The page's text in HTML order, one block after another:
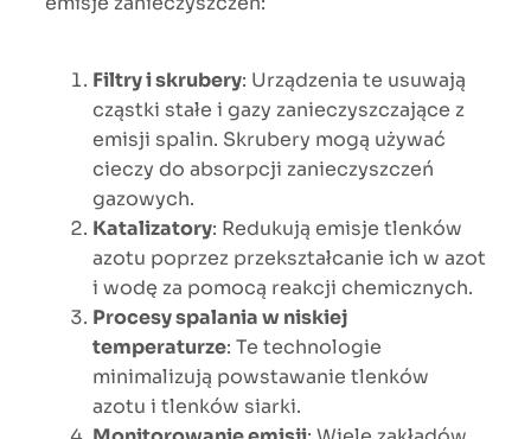
Filtry i skrubery: Urządzenia te usuwają
cząstki stałe i gazy zanieczyszczające z
emisji spalin. Skrubery mogą używać
cieczy do absorpcji zanieczyszczeń
gazowych.
Katalizatory: Redukują emisje tlenków
azotu poprzez przekształcanie ich w azot
i wodę za pomocą reakcji chemicznych.
Procesy spalania w niskiej
temperaturze: Te technologie
minimalizują powstawanie tlenków
azotu i tlenków siarki.